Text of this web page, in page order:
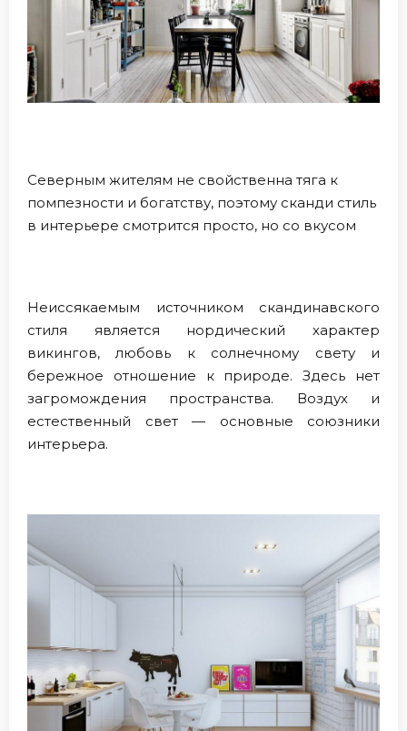
Северным жителям не свойственна тяга к
помпезности и богатству, поэтому сканди стиль
в интерьере смотрится просто, но со вкусом
Неиссякаемым источником скандинавского
стиля является нордический характер
викингов, любовь к солнечному свету и
бережное отношение к природе. Здесь нет
загромождения пространства. Воздух и
естественный свет — основные союзники
интерьера.